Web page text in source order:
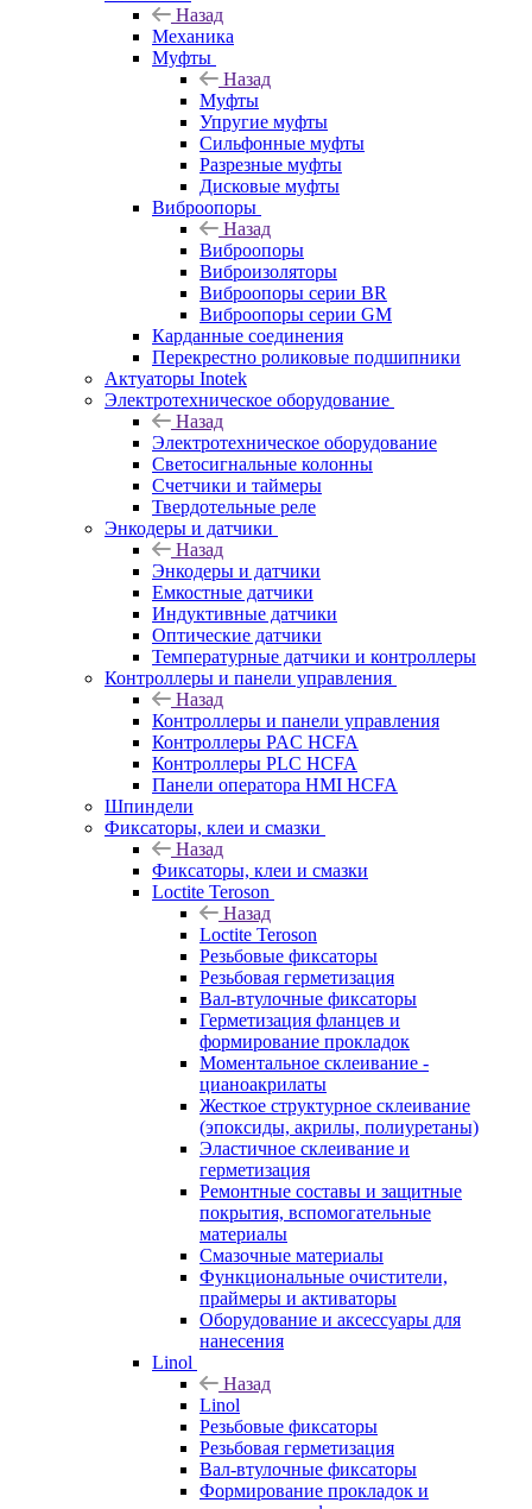
Назад
Механика
Муфты
Назад
Муфты
Упругие муфты
Сильфонные муфты
Разрезные муфты
Дисковые муфты
Виброопоры
Назад
Виброопоры
Виброизоляторы
Виброопоры серии BR
Виброопоры серии GM
Карданные соединения
Перекрестно роликовые подшипники
Актуаторы Inotek
Электротехническое оборудование
Назад
Электротехническое оборудование
Светосигнальные колонны
Счетчики и таймеры
Твердотельные реле
Энкодеры и датчики
Назад
Энкодеры и датчики
Емкостные датчики
Индуктивные датчики
Оптические датчики
Температурные датчики и контроллеры
Контроллеры и панели управления
Назад
Контроллеры и панели управления
Контроллеры PAC HCFA
Контроллеры PLC HCFA
Панели оператора HMI HCFA
Шпиндели
Фиксаторы, клеи и смазки
Назад
Фиксаторы, клеи и смазки
Loctite Teroson
Назад
Loctite Teroson
Резьбовые фиксаторы
Резьбовая герметизация
Вал-втулочные фиксаторы
Герметизация фланцев и
формирование прокладок
Моментальное склеивание -
цианоакрилаты
Жесткое структурное склеивание
(эпоксиды, акрилы, полиуретаны)
Эластичное склеивание и
герметизация
Ремонтные составы и защитные
покрытия, вспомогательные
материалы
Смазочные материалы
Функциональные очистители,
праймеры и активаторы
Оборудование и аксессуары для
нанесения
Linol
Назад
Linol
Резьбовые фиксаторы
Резьбовая герметизация
Вал-втулочные фиксаторы
Формирование прокладок и